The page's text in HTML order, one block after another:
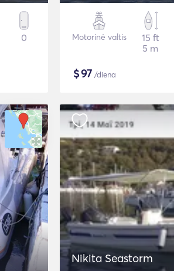
0 Motorinė valtis
15 ft
5 m
$97 /diena
Nikita Seastorm